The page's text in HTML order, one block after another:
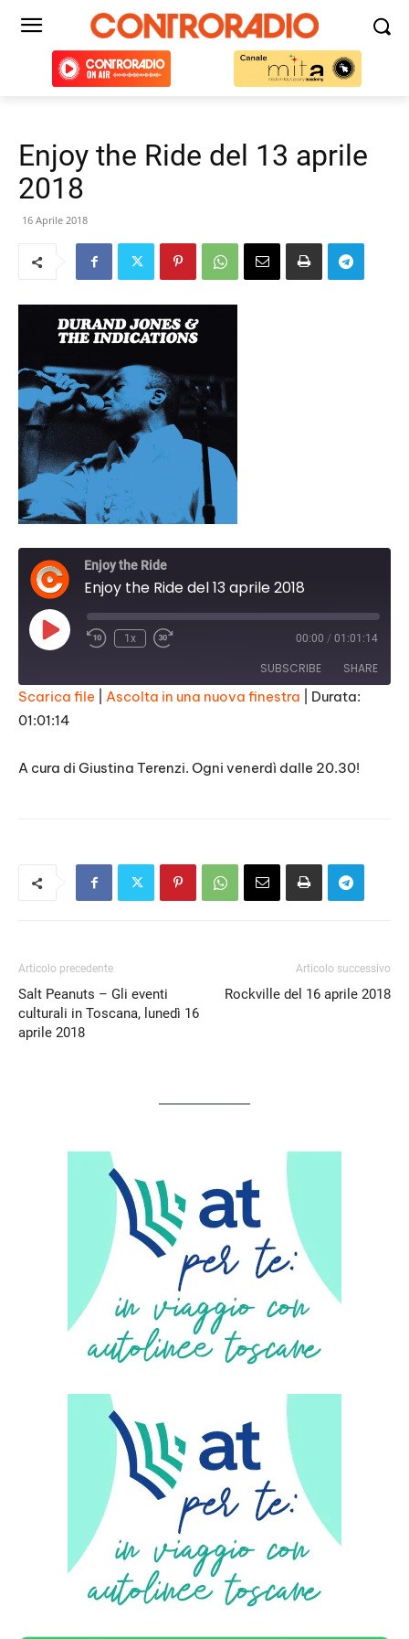
Enjoy the Ride del 13 aprile
2018
16 Aprile 2018
Enjoy the Ride
Enjoy the Ride del 13 aprile 2018
Play
Episode
1x 00:00 / 01:01:14
SUBSCRIBE SHARE
SHARE
Scarica file Ascolta in una nuova finestra
Durata:
01:01:14
A cura di Giustina Terenzi. Ogni venerdì dalle 20.30!
Articolo precedente
Salt Peanuts – Gli eventi
culturali in Toscana, lunedì 16
aprile 2018
Articolo successivo
Rockville del 16 aprile 2018